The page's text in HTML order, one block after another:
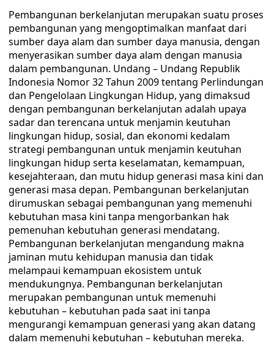
Pembangunan berkelanjutan merupakan suatu proses
pembangunan yang mengoptimalkan manfaat dari
sumber daya alam dan sumber daya manusia, dengan
menyerasikan sumber daya alam dengan manusia
dalam pembangunan. Undang – Undang Republik
Indonesia Nomor 32 Tahun 2009 tentang Perlindungan
dan Pengelolaan Lingkungan Hidup, yang dimaksud
dengan pembangunan berkelanjutan adalah upaya
sadar dan terencana untuk menjamin keutuhan
lingkungan hidup, sosial, dan ekonomi kedalam
strategi pembangunan untuk menjamin keutuhan
lingkungan hidup serta keselamatan, kemampuan,
kesejahteraan, dan mutu hidup generasi masa kini dan
generasi masa depan. Pembangunan berkelanjutan
dirumuskan sebagai pembangunan yang memenuhi
kebutuhan masa kini tanpa mengorbankan hak
pemenuhan kebutuhan generasi mendatang.
Pembangunan berkelanjutan mengandung makna
jaminan mutu kehidupan manusia dan tidak
melampaui kemampuan ekosistem untuk
mendukungnya. Pembangunan berkelanjutan
merupakan pembangunan untuk memenuhi
kebutuhan – kebutuhan pada saat ini tanpa
mengurangi kemampuan generasi yang akan datang
dalam memenuhi kebutuhan – kebutuhan mereka.